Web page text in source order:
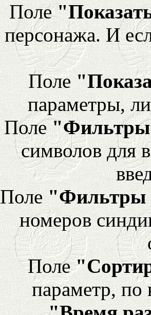
Поле
персонажа. И
Поле
параметры,
Поле"Фильтры
символов для
Поле "Фильтры
номеров
Поле
параметр, по